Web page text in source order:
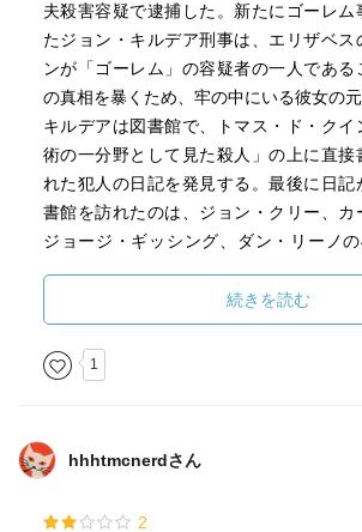
面白いのは、容疑者4人のうち3人までが
る点。切り裂きジャックものでも同時代
絡んでくる映画や小説が多々あるが、本
まず一人は哲学者のカール・マルクス。
としか思ってなかったけれど、ユダヤ人
国を転々とし、後半生はロンドンで送っ
は、小説家のジョージ・ギッシング。彼
し、悪所通いがやめられず、といった人
三人目は、喜劇役者のダン・リーノ
（またの登場！）」が、映画の中で重要
ングリー、『メアリーの総て』ではシェ
夫殺害容疑で逮捕した。新たにゴーレム
たジョン・キルデア刑事は、エリザベス
ンが「ゴーレム」の容疑者の一人である
の真相を暴くため、牢の中にいる彼女の元
キルデアは図書館で、トマス・ド・クイ
術の一分野として見た殺人」の上に直接
れた犯人の日記を発見する。最後に日記
書館を訪れたのは、ジョン・クリー、カ
ジョージ・ギッシング、ダン・リーノ
のサンプルを採取しようとしたが、ジョ
取できなかった。その後、キルデアはエ
傍聴しに行った。裁判中、検察官はエリ
い立ちを暴露し、彼女を侮辱する。彼女
リザベスに帆布を縫う仕事をさせていた
先である船乗りの男性たちとエリザベス
続きを読む
1
hhhtmcnerdさん
2